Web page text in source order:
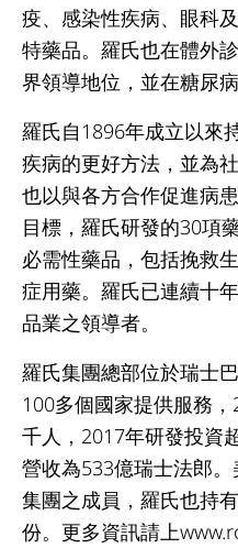
疫、感染性疾病、眼科
特藥品。羅氏也在體外
界領導地位，並在糖尿
羅氏自1896年成立以來
疾病的更好方法，並為
也以與各方合作促進病
目標，羅氏研發的30項
必需性藥品，包括挽救
症用藥。羅氏已連續十
品業之領導者。
羅氏集團總部位於瑞士
100多個國家提供服務
千人，2017年研發投資
營收為533億瑞士法郎
集團之成員，羅氏也持
份。更多資訊請上